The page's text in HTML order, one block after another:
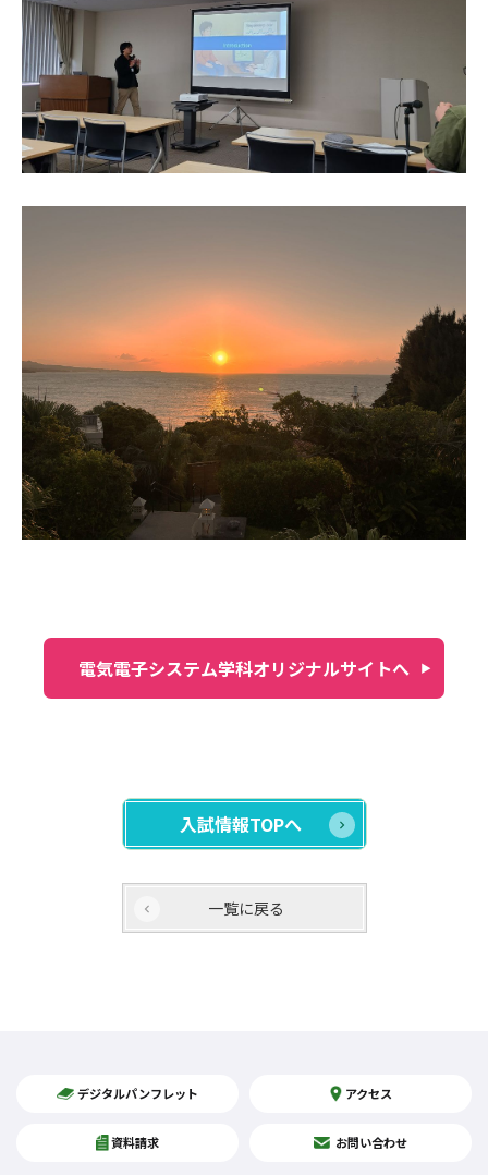
電気電子システム学科オリジナルサイトへ
入試情報TOPへ
一覧に戻る
デジタルパンフレット アクセス
資料請求 お問い合わせ